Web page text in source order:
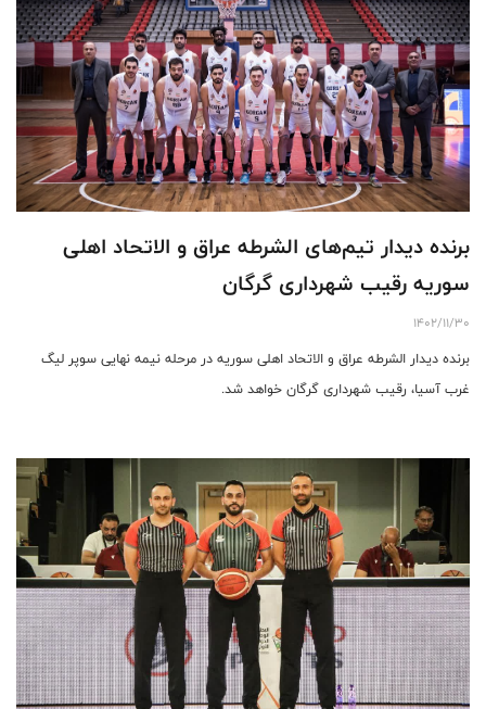
برنده دیدار تیم‌های الشرطه عراق و الاتحاد اهلی
سوریه رقیب شهرداری گرگان
1402/11/30
برنده دیدار الشرطه عراق و الاتحاد اهلی سوریه در مرحله نیمه نهایی سوپر لیگ
غرب آسیا، رقیب شهرداری گرگان خواهد شد.